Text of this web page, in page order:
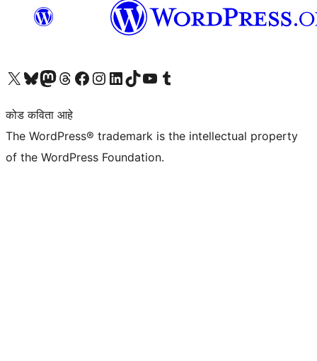
आमच्या X (एक्स) (पूर्वीचे ट्विटर) खात्याला भेट द्या आमच्या ब्लूस्की खात्याला भेट द्या.आमच्या Mastodon खात्याला भेट द्या.आमच्या थ्रेड्स खात्याला भेट द्या. आमच्या फेसबुक पेजला भेट द्या आमच्या इंस्टाग्राम खात्याला भेट द्या आमच्या लिंक्डइन खात्याला भेट द्या आमच्या टिकटॉक अकाउंटला भेट द्या.आमच्या यूट्यूब चॅनेलला भेट द्या आमच्या टंबलर खात्याला भेट द्या.
कोड कविता आहे
The WordPress® trademark is the intellectual property
of the WordPress Foundation.